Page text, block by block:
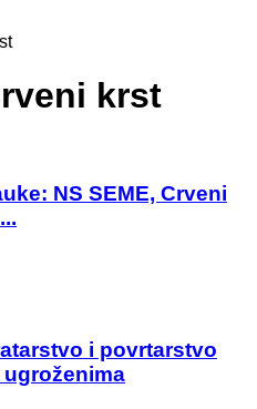
krst
NS SEME, Crveni
i povrtarstvo